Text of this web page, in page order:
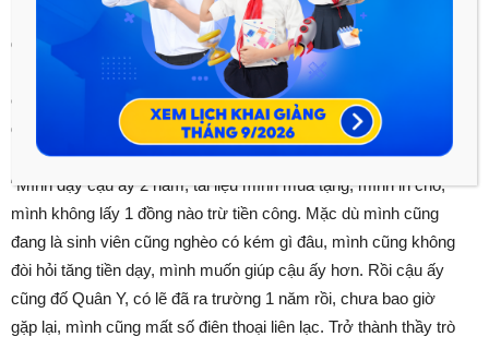
một căn nhà trọ nhỏ. Hàng ngày cha mẹ cậu đi bán hoa quả,
dành dụm từng đồng. Cũng chỉ với ước mong con mình một
ngày nào đó sẽ đổi đời, cha mẹ cậu thuê gia sư về dạy cho
con. Cậu học trò đó rất ngoan, cậu ấy bảo “Em sẽ thi Quân y
để bố mẹ k phải lo tiền học”.
“Mình dạy cậu ấy 2 năm, tài liệu mình mua tặng, mình in cho,
mình không lấy 1 đồng nào trừ tiền công. Mặc dù mình cũng
đang là sinh viên cũng nghèo có kém gì đâu, mình cũng không
đòi hỏi tăng tiền dạy, mình muốn giúp cậu ấy hơn. Rồi cậu ấy
cũng đố Quân Y, có lẽ đã ra trường 1 năm rồi, chưa bao giờ
gặp lại, mình cũng mất số điên thoại liên lạc. Trở thành thầy trò